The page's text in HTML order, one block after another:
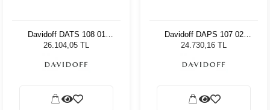
Davidoff DATS 108 01
Unisex Güneş Gözlüğü
26.104,05 TL
Davidoff DAPS 107 02
Unisex Güneş Gözlüğü
24.730,16 TL